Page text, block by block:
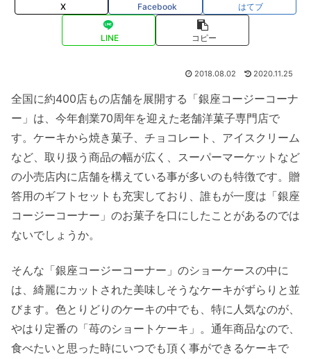
X Facebook はてブ
LINE コピー
2018.08.02 2020.11.25
全国に約400店もの店舗を展開する「銀座コージーコーナ
ー」は、今年創業70周年を迎えた老舗洋菓子専門店で
す。ケーキから焼き菓子、チョコレート、アイスクリーム
など、取り扱う商品の幅が広く、スーパーマーケットなど
の小売店内に店舗を構えている事が多いのも特徴です。贈
答用のギフトセットも充実しており、誰もが一度は「銀座
コージーコーナー」のお菓子を口にしたことがあるのでは
ないでしょうか。
そんな「銀座コージーコーナー」のショーケースの中に
は、綺麗にカットされた美味しそうなケーキがずらりと並
びます。色とりどりのケーキの中でも、特に人気なのが、
やはり定番の「苺のショートケーキ」。通年商品なので、
食べたいと思った時にいつでも頂く事ができるケーキで